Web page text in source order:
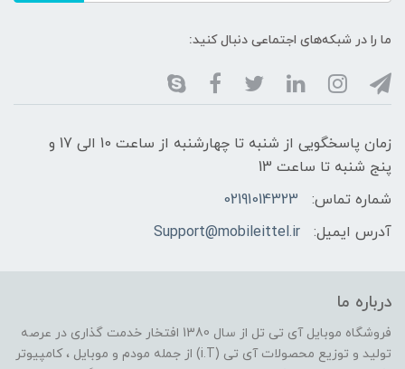
ما را در شبکه‌های اجتماعی دنبال کنید:
زمان پاسخگویی از شنبه تا چهارشنبه از ساعت 10 الی 17 و
پنج شنبه تا ساعت 13
شماره تماس:
02191014323
آدرس ایمیل:
Support@mobileittel.ir
درباره ما
فروشگاه موبایل آی تی تل از سال 1380 افتخار خدمت گذاری در عرصه
تولید و توزیع محصولات آی تی (i.T) از جمله مودم و موبایل ، کامپیوتر